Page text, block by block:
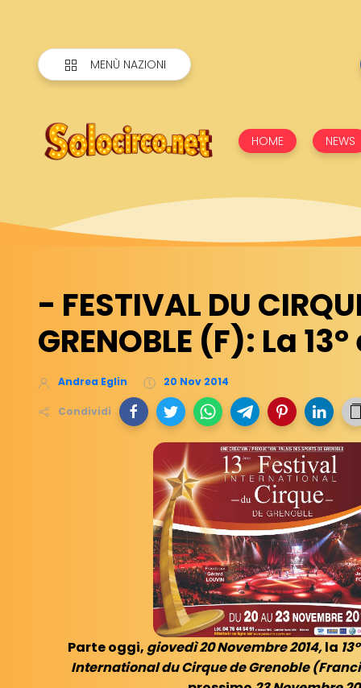
MENÙ NAZIONI
HOME NEWS
- FESTIVAL DU
GRENOBLE (F): La
Andrea Eglin 20 Nov 2014
Condividi
Parte oggi, giovedì 20 Novembre 2014,la
International du Cirque de Grenoble